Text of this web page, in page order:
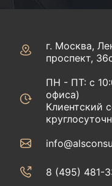
г. Москва,
проспект,
ПН - ПТ: с
офиса)
Клиентский
8 (495) 481-